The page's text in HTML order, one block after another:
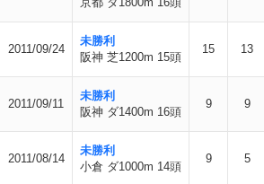
2011/09/24
未勝利
阪神 芝1200m 15頭
15 13
2011/09/11
未勝利
阪神 ダ1400m 16頭
9 9
2011/08/14
未勝利
小倉 ダ1000m 14頭
9 5